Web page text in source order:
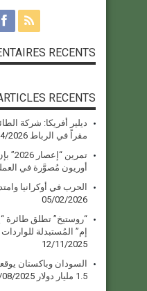
RECENTS
RECENTS
ديلير أفريكا: شركة
مقراً في الرباط 2026
أوريون مُصوَّرة في
الحرب في أوكرانيا
05/02/2026
إم” المُستبدلة
12/11/2025
السودان وباكستان
1.5 مليار دولار
2025